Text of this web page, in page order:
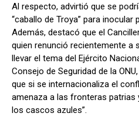
Al respecto, advirtió que se
“caballo de Troya” para inocular
Además, destacó que el
quien renunció recientemente a
llevar el tema del Ejército
Consejo de Seguridad de la
que si se internacionaliza el
amenaza a las fronteras patrias
los cascos azules”.